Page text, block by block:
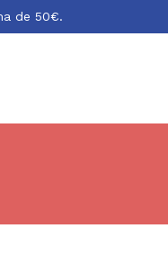
de 50€.